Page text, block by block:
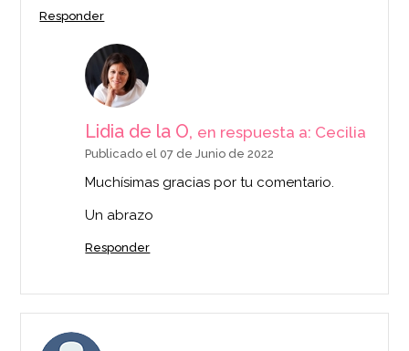
Responder
Lidia de la O, en respuesta a: Cecilia
Publicado el 07 de Junio de 2022
Muchísimas gracias por tu comentario.
Un abrazo
Responder